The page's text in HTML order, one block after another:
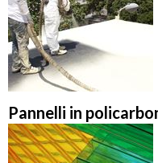
Pannelli in